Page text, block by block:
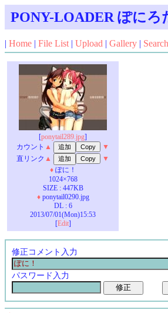
PONY-LOADER ぽにろ
| Home | File List | Upload | Gallery | Search
[ponytail289.jpg]
カウント ▲
▼
直リンク ▲
▼
♦ぽに！
1024×768
SIZE : 447KB
♦ponytail0290.jpg
DL : 6
2013/07/01(Mon)15:53
[Edit]
修正コメント入力
パスワード入力